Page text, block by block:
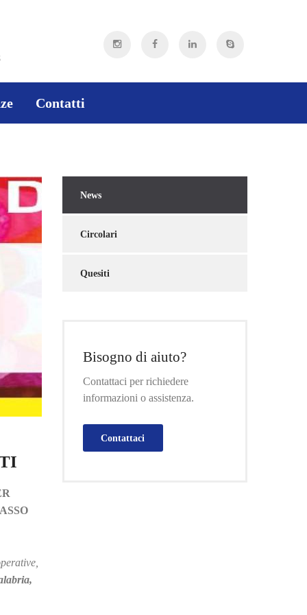
Contatti
News
Circolari
Quesiti
Bisogno di aiuto?
Contattaci per richiedere
informazioni o assistenza.
Contattaci